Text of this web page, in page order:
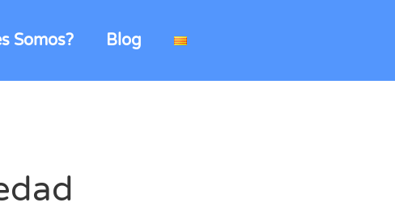
Somos? Blog